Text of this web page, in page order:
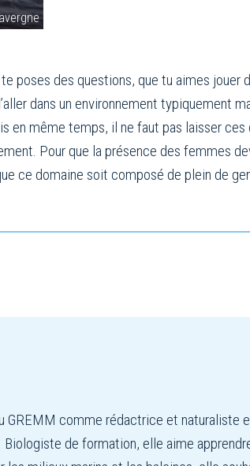
poses des questions, que tu aimes jouer
dans un environnement typiquement
en même temps, il ne faut pas laisser ces
Pour que la présence des femmes
ce domaine soit composé de plein de
GREMM comme rédactrice et naturaliste
de formation, elle aime